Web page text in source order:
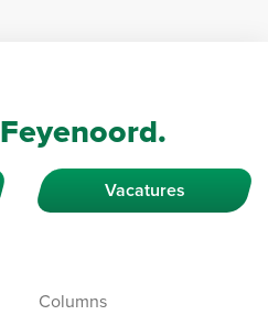
Feyenoord.
Vacatures
Columns